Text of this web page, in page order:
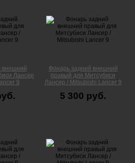
внешний
Лансер
9
Фонарь задний внешний
правый для Митсубиси
Лансер / Mitsubishi Lancer 9
5 300 руб.